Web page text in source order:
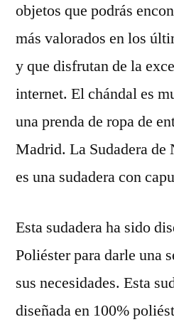
objetos que podrás
más valorados en los
y que disfrutan de la
internet. El chándal es
una prenda de ropa de
Madrid. La Sudadera de
es una sudadera con
Esta sudadera ha sido
Poliéster para darle una
sus necesidades. Esta
diseñada en 100%